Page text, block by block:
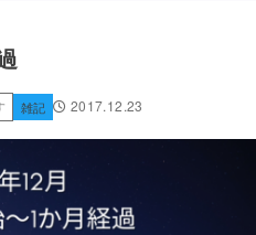
雑記 2017.12.23